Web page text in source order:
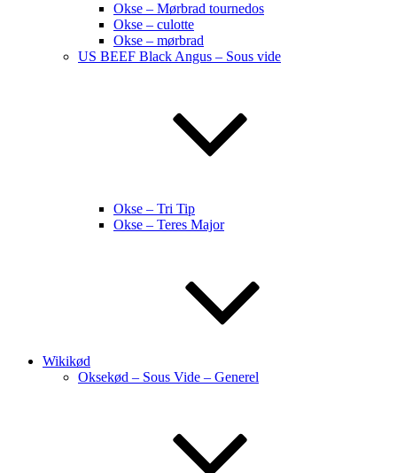
Okse – Mørbrad tournedos
Okse – culotte
Okse – mørbrad
US BEEF Black Angus – Sous vide
Okse – Tri Tip
Okse – Teres Major
Wikikød
Oksekød – Sous Vide – Generel